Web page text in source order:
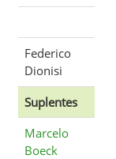
Federico
Dionisi
Suplentes
Marcelo
Boeck